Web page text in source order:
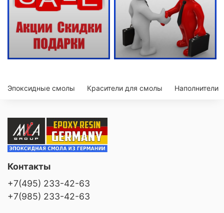
Эпоксидные смолы Красители для смолы Наполнители
Контакты
+7(495) 233-42-63
+7(985) 233-42-63